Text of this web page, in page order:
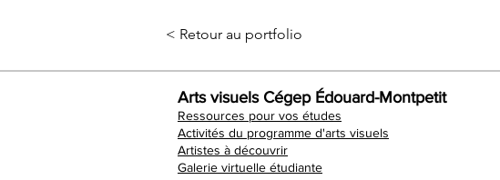
< Retour au portfolio
Arts visuels Cégep Édouard-Montpetit
Ressources pour vos études
Activités du programme d'arts visuels
Artistes à découvrir
Galerie virtuelle étudiante